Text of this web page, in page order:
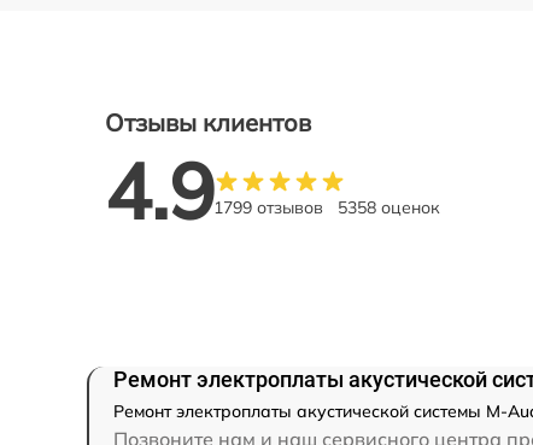
Отзывы клиентов
4.91799 отзывов 5358 оценок
Ремонт электроплаты акустической
Ремонт электроплаты акустической системы M-
Позвоните нам и наш сервисного центра